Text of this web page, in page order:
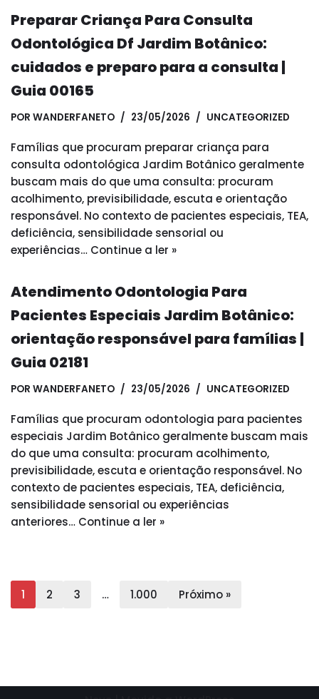
Preparar Criança Para Consulta
Odontológica Df Jardim Botânico:
cuidados e preparo para a consulta |
Guia 00165
POR WANDERFANETO 23/05/2026 UNCATEGORIZED
Famílias que procuram preparar criança para
consulta odontológica Jardim Botânico geralmente
buscam mais do que uma consulta: procuram
acolhimento, previsibilidade, escuta e orientação
responsável. No contexto de pacientes especiais, TEA,
deficiência, sensibilidade sensorial ou
experiências… Continue a ler »
Atendimento Odontologia Para
Pacientes Especiais Jardim Botânico:
orientação responsável para famílias |
Guia 02181
POR WANDERFANETO 23/05/2026 UNCATEGORIZED
Famílias que procuram odontologia para pacientes
especiais Jardim Botânico geralmente buscam mais
do que uma consulta: procuram acolhimento,
previsibilidade, escuta e orientação responsável. No
contexto de pacientes especiais, TEA, deficiência,
sensibilidade sensorial ou experiências
anteriores… Continue a ler »
1 2 3 … 1.000 Próximo »